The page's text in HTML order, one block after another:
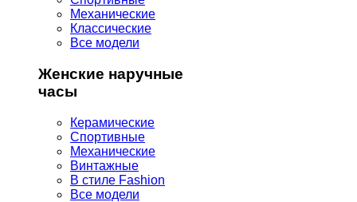
Механические
Классические
Все модели
Женские наручные
часы
Керамические
Спортивные
Механические
Винтажные
В стиле Fashion
Все модели